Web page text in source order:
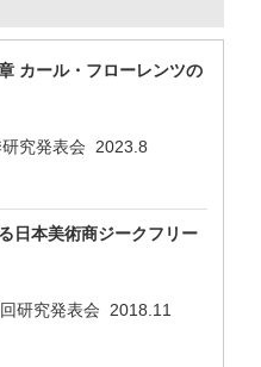
カール・フローレンツの
究発表会 2023.8
日本美術商ジークフリー
研究発表会 2018.11